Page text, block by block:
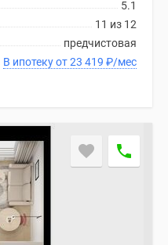
5.1
11 из 12
предчистовая
В ипотеку от 23 419 ₽/мес